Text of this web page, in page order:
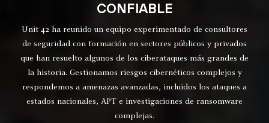
CONFIABLE
Unit 42 ha reunido un equipo experimentado de consultores
de seguridad con formación en sectores públicos y privados
que han resuelto algunos de los ciberataques más grandes de
la historia. Gestionamos riesgos cibernéticos complejos y
respondemos a amenazas avanzadas, incluidos los ataques a
estados nacionales, APT e investigaciones de ransomware
complejas.